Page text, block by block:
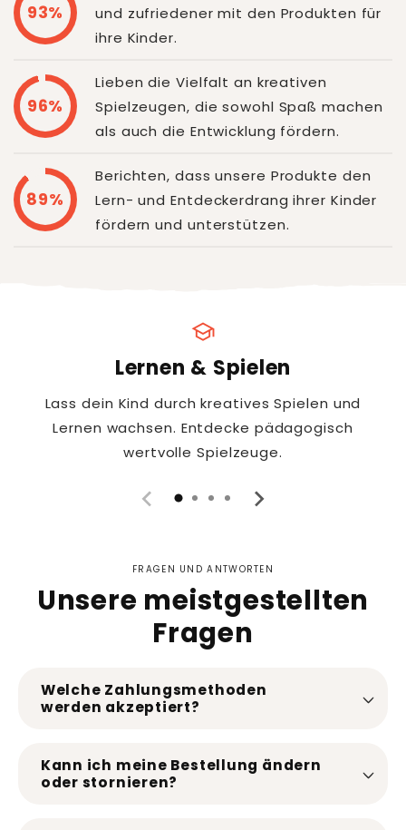
93%
und zufriedener mit den Produkten für
ihre Kinder.
96%
Lieben die Vielfalt an kreativen
Spielzeugen, die sowohl Spaß machen
als auch die Entwicklung fördern.
89%
Berichten, dass unsere Produkte den
Lern- und Entdeckerdrang ihrer Kinder
fördern und unterstützen.
school
Lernen & Spielen
Lass dein Kind durch kreatives Spielen und
Lernen wachsen. Entdecke pädagogisch
wertvolle Spielzeuge.
FRAGEN UND ANTWORTEN
Unsere meistgestellten
Fragen
Welche Zahlungsmethoden
werden akzeptiert?
Kann ich meine Bestellung ändern
oder stornieren?